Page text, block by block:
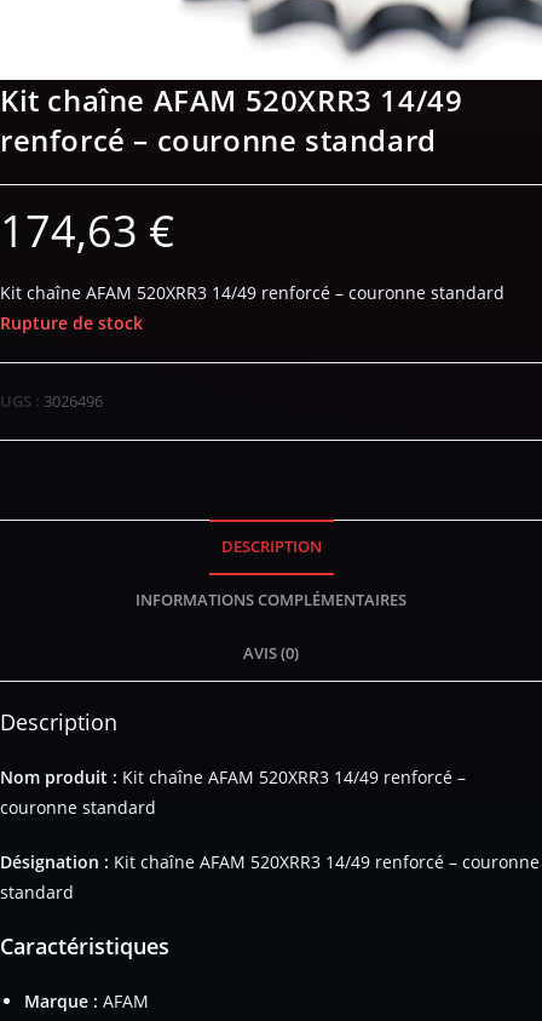
Kit chaîne AFAM 520XRR3 14/49
renforcé – couronne standard
174,63 €
Kit chaîne AFAM 520XRR3 14/49 renforcé – couronne standard
Rupture de stock
UGS : 3026496
DESCRIPTION
INFORMATIONS COMPLÉMENTAIRES
AVIS (0)
Description
Nom produit : Kit chaîne AFAM 520XRR3 14/49 renforcé –
couronne standard
Désignation : Kit chaîne AFAM 520XRR3 14/49 renforcé – couronne
standard
Caractéristiques
Marque : AFAM